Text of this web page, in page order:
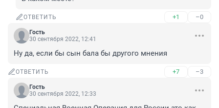
ОТВЕТИТЬ +1 –0
Гость
30 сентября 2022, 12:41
Ну да, если бы сын бала бы другого мнения
ОТВЕТИТЬ +7 –3
Гость
30 сентября 2022, 12:33